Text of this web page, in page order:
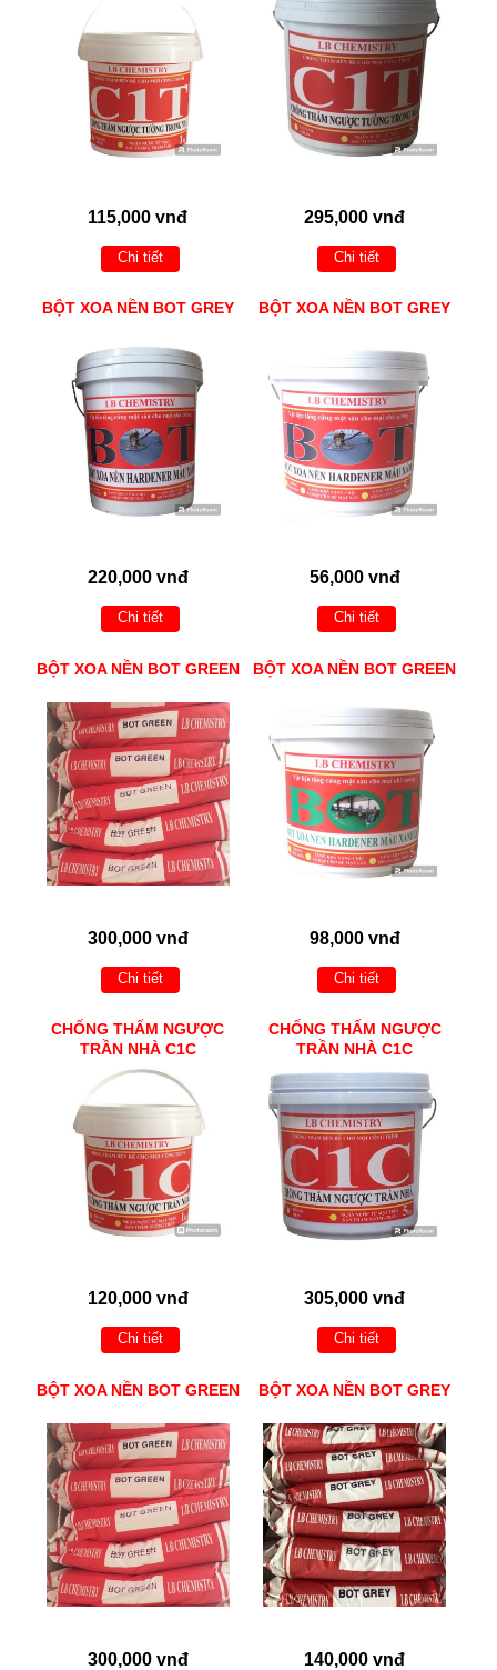
115,000 vnđ
Chi tiết
295,000 vnđ
Chi tiết
BỘT XOA NỀN BOT GREY
220,000 vnđ
Chi tiết
BỘT XOA NỀN BOT GREY
56,000 vnđ
Chi tiết
BỘT XOA NỀN BOT GREEN
300,000 vnđ
Chi tiết
BỘT XOA NỀN BOT GREEN
98,000 vnđ
Chi tiết
CHỐNG THẤM NGƯỢC
TRẦN NHÀ C1C
120,000 vnđ
Chi tiết
CHỐNG THẤM NGƯỢC
TRẦN NHÀ C1C
305,000 vnđ
Chi tiết
BỘT XOA NỀN BOT GREEN
300,000 vnđ
BỘT XOA NỀN BOT GREY
140,000 vnđ